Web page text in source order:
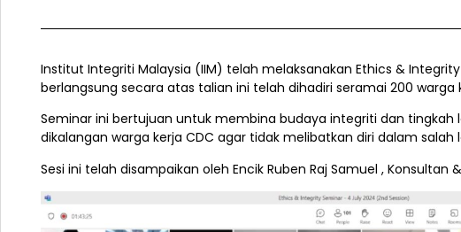
Institut Integriti Malaysia (IIM) telah melaksanakan Ethics &
berlangsung secara atas talian ini telah dihadiri seramai 200 warga
Seminar ini bertujuan untuk membina budaya integriti dan
dikalangan warga kerja CDC agar tidak melibatkan diri dalam salah
Sesi ini telah disampaikan oleh Encik Ruben Raj Samuel , Konsultan